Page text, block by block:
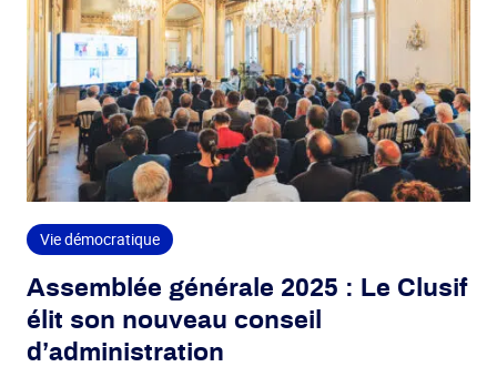
Vie démocratique
Assemblée générale 2025 : Le Clusif
élit son nouveau conseil
d’administration